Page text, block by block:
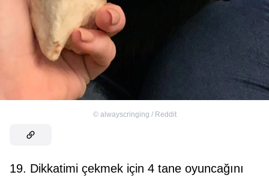
© alwayscringing / Reddit
19. Dikkatimi çekmek için 4 tane oyuncağını